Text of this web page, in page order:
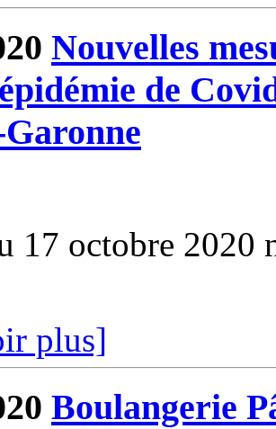
Nouvelles
de
17 octobre 2020
plus]
Boulangerie